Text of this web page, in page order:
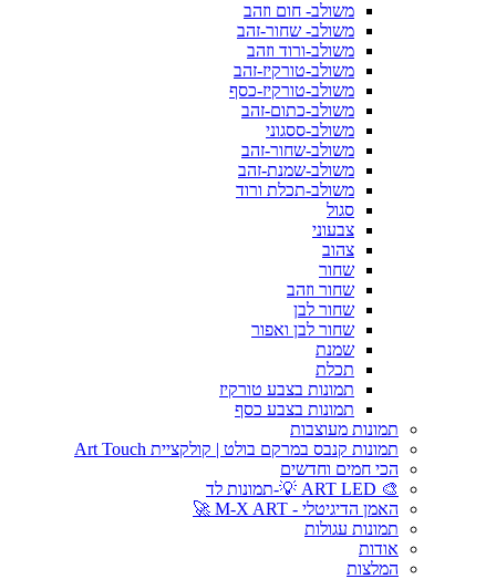
משולב- חום וזהב
משולב- שחור-זהב
משולב-ורוד וזהב
משולב-טורקיז-זהב
משולב-טורקיז-כסף
משולב-כתום-זהב
משולב-ססגוני
משולב-שחור-זהב
משולב-שמנת-זהב
משולב-תכלת ורוד
סגול
צבעוני
צהוב
שחור
שחור וזהב
שחור לבן
שחור לבן ואפור
שמנת
תכלת
תמונות בצבע טורקיז
תמונות בצבע כסף
תמונות מעוצבות
תמונות קנבס במרקם בולט | קולקציית Art Touch
הכי חמים וחדשים
🎨 ART LED 💡-תמונות לד
האמן הדיגיטלי - M-X ART 🚀
תמונות עגולות
אודות
המלצות